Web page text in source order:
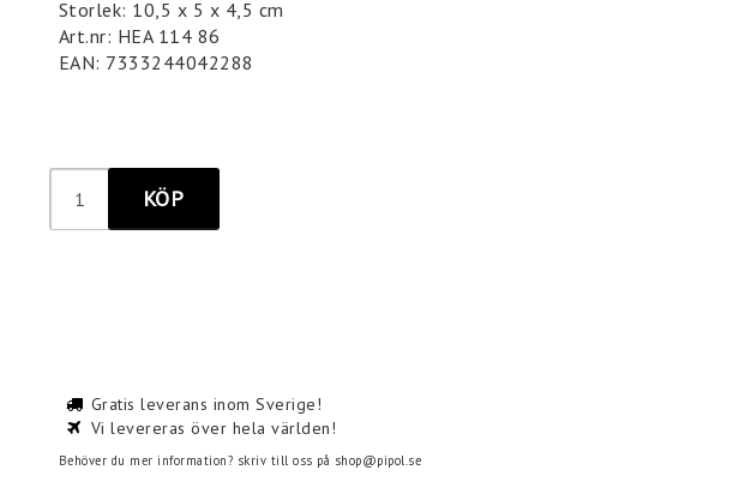
Storlek: 10,5 x 5 x 4,5 cm
Art.nr: HEA 114 86
EAN: 7333244042288
KÖP
Gratis leverans inom Sverige!
Vi levereras över hela världen!
Behöver du mer information? skriv till oss på shop@pipol.se